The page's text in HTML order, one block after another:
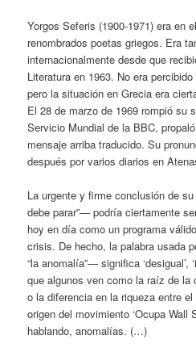
Yorgos Seferis (1900-1971) era en
renombrados poetas griegos. Era
internacionalmente desde que
Literatura en 1963. No era
pero la situación en Grecia era
El 28 de marzo de 1969 rompió su
Servicio Mundial de la BBC,
mensaje arriba traducido. Su
después por varios diarios en
La urgente y firme conclusión de
debe parar”― podría ciertamente
hoy en día como un programa
crisis. De hecho, la palabra
“la anomalía”― significa ‘desigual’,
que algunos ven como la raíz de la
o la diferencia en la riqueza entre
origen del movimiento ‘Ocupa Wall
hablando, anomalías. (…)